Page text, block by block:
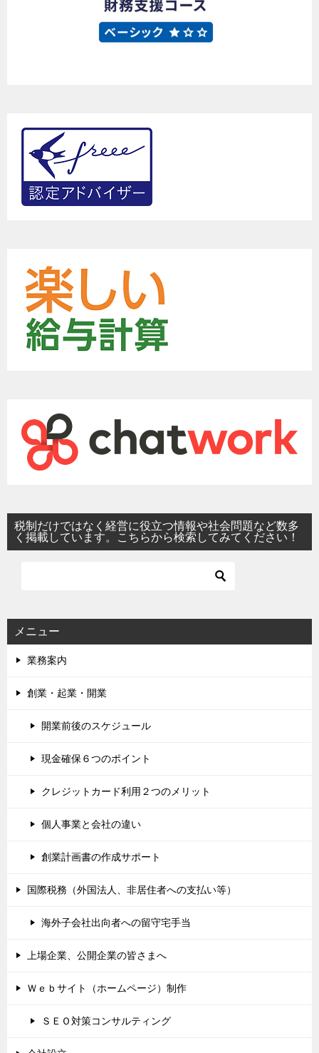
税制だけではなく経営に役立つ情報や社会問題など数多
く掲載しています。こちらから検索してみてください！
メニュー
業務案内
創業・起業・開業
開業前後のスケジュール
現金確保６つのポイント
クレジットカード利用２つのメリット
個人事業と会社の違い
創業計画書の作成サポート
国際税務（外国法人、非居住者への支払い等）
海外子会社出向者への留守宅手当
上場企業、公開企業の皆さまへ
Ｗｅｂサイト（ホームページ）制作
ＳＥＯ対策コンサルティング